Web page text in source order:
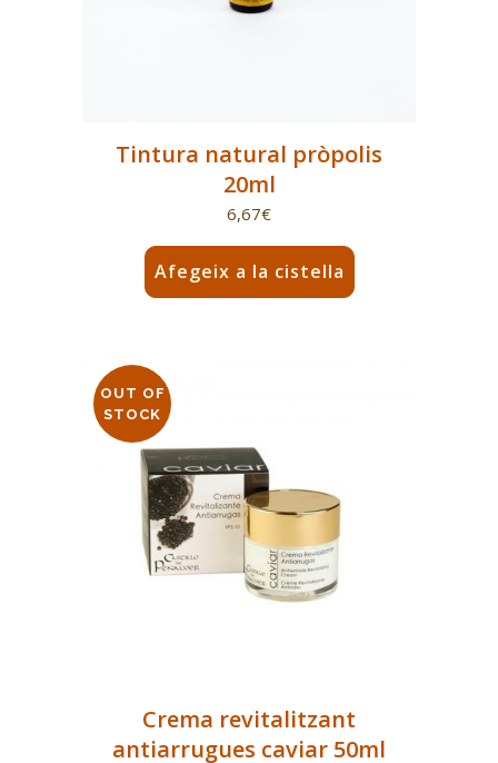
Tintura natural pròpolis
20ml
6,67€
Afegeix a la cistella
Crema revitalitzant
antiarrugues caviar 50ml
OUT OF
STOCK